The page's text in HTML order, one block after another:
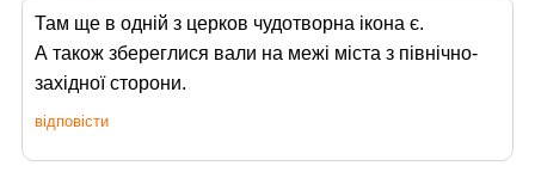
Там ще в одній з церков чудотворна ікона є.
А також збереглися вали на межі міста з північно-
західної сторони.
відповісти